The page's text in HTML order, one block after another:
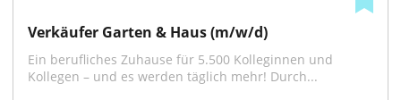
Verkäufer Garten & Haus (m/w/d)
Ein berufliches Zuhause für 5.500 Kolleginnen und
Kollegen – und es werden täglich mehr! Durch...